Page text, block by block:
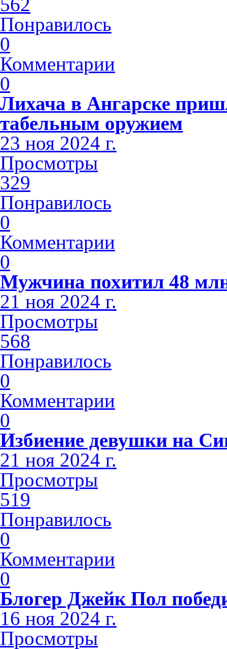
Понравилось
0
Комментарии
0
Лихача в Ангарске
табельным оружием
23 ноя 2024 г.
Просмотры
329
Понравилось
0
Комментарии
0
Мужчина похитил 48
21 ноя 2024 г.
Просмотры
568
Понравилось
0
Комментарии
0
Избиение девушки на
21 ноя 2024 г.
Просмотры
519
Понравилось
0
Комментарии
0
Блогер Джейк Пол
16 ноя 2024 г.
Просмотры